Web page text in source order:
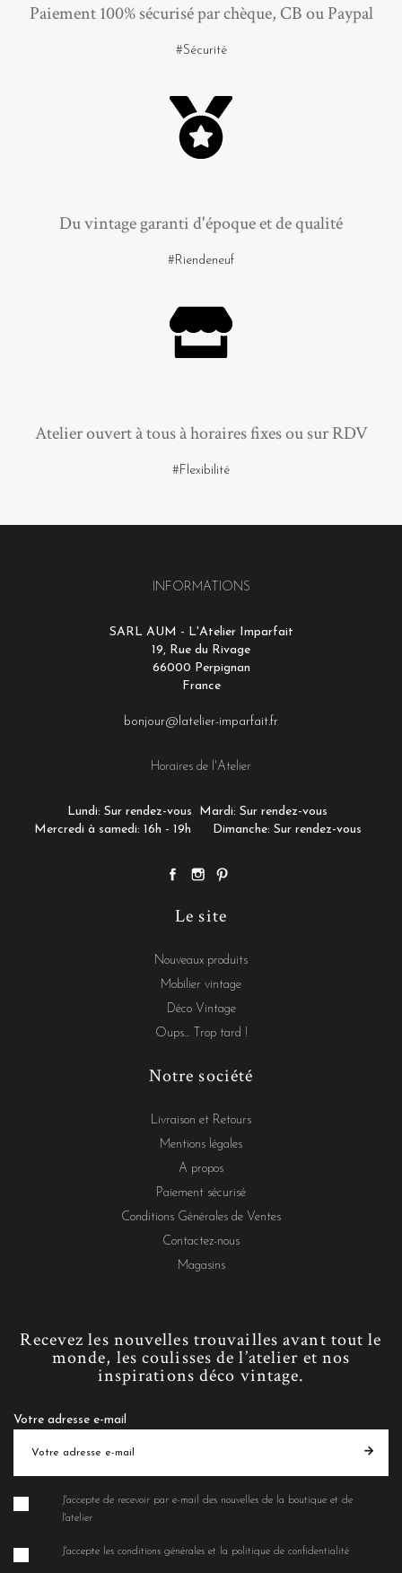
Paiement 100% sécurisé par chèque, CB ou Paypal
#Sécurité
Du vintage garanti d'époque et de qualité
#Riendeneuf
Atelier ouvert à tous à horaires fixes ou sur RDV
#Flexibilité
INFORMATIONS
SARL AUM - L'Atelier Imparfait
19, Rue du Rivage
66000 Perpignan
France
bonjour@latelier-imparfait.fr
Horaires de l'Atelier
Lundi: Sur rendez-vous
Mardi: Sur rendez-vous
Mercredi à samedi: 16h - 19h
Dimanche: Sur rendez-vous
Le site
Nouveaux produits
Mobilier vintage
Déco Vintage
Oups... Trop tard !
Notre société
Livraison et Retours
Mentions légales
A propos
Paiement sécurisé
Conditions Générales de Ventes
Contactez-nous
Magasins
Recevez les nouvelles trouvailles avant tout le
monde, les coulisses de l’atelier et nos
inspirations déco vintage.
Votre adresse e-mail
J'accepte de recevoir par e-mail des nouvelles de la boutique et de
l'atelier
J'accepte les conditions générales et la politique de confidentialité